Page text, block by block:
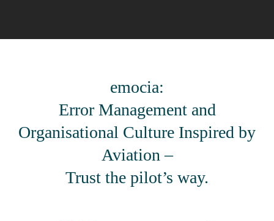
emocia:
Error Management and
Organisational Culture Inspired by
Aviation –
Trust the pilot’s way.